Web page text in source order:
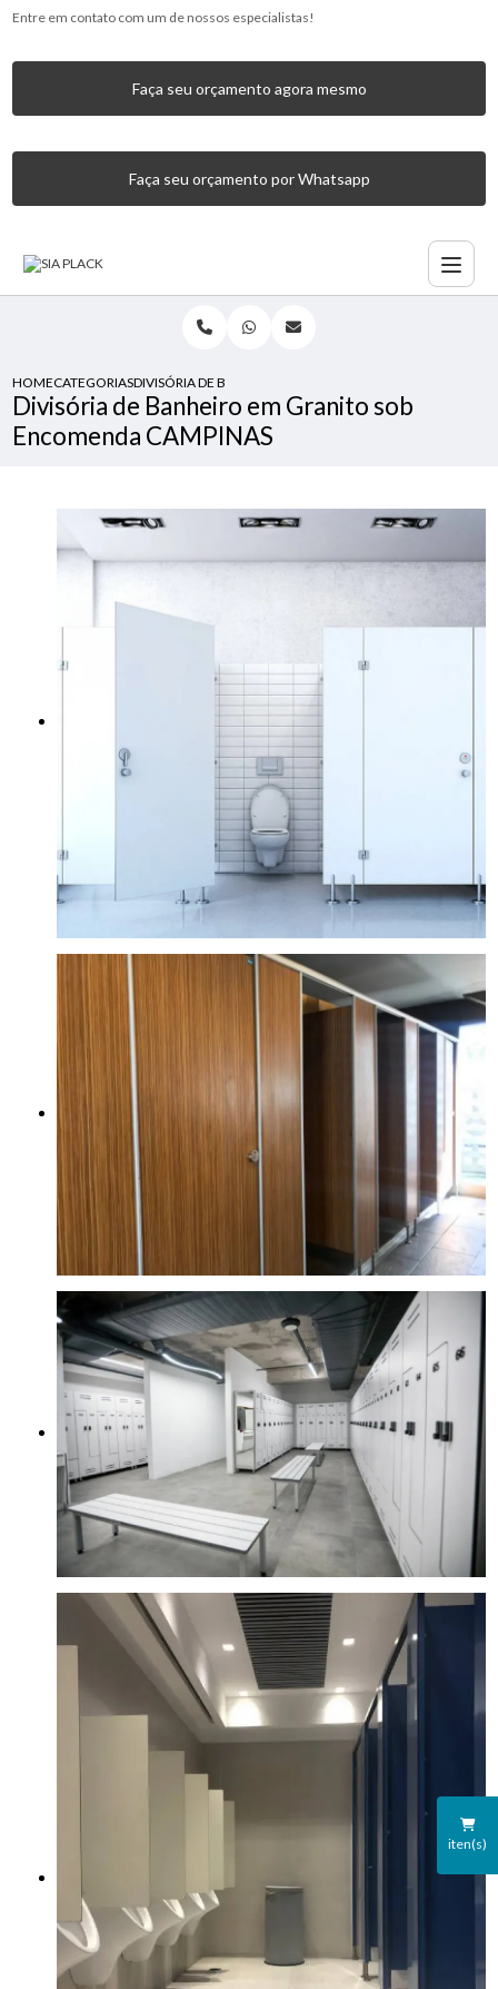
Entre em contato com um de nossos especialistas!
Faça seu orçamento agora mesmo
Faça seu orçamento por Whatsapp
iten(s)
HOMECATEGORIASDIVISÓRIA DE BANHEIRO EM GRANITO SOB ENCOMENDA
Divisória de Banheiro em Granito sob
Encomenda CAMPINAS